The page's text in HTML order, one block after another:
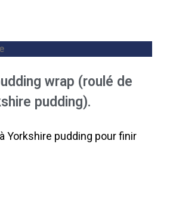
wrap (roulé de
pudding).
Yorkshire pudding pour finir